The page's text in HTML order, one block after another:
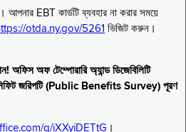
আপনার EBT কার্ডটি ব্যবহার না করার সময়ে
otda.ny.gov/5261 ভিজিট করুন।
অফিস অফ টেম্পোরারি অ্যান্ড ডিজেবিলিটি
জরিপটি (Public Benefits Survey) পূরণ
g/iXXyiDETtG ।